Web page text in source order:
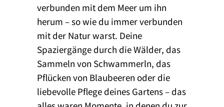
verbunden mit dem Meer um ihn
herum – so wie du immer verbunden
mit der Natur warst. Deine
Spaziergänge durch die Wälder, das
Sammeln von Schwammerln, das
Pflücken von Blaubeeren oder die
liebevolle Pflege deines Gartens – das